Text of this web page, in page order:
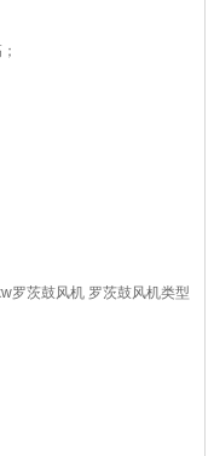
罗茨鼓风机 罗茨鼓风机类型